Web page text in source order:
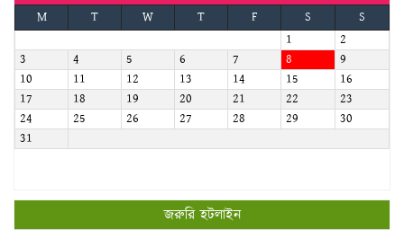
M T W T F S
S
1
2
3
4 5 6 7 8
9
10
11 12 13 14 15
16
17
18 19 20 21 22
23
24
25 26 27 28 29
30
31
জরুরি হটলাইন